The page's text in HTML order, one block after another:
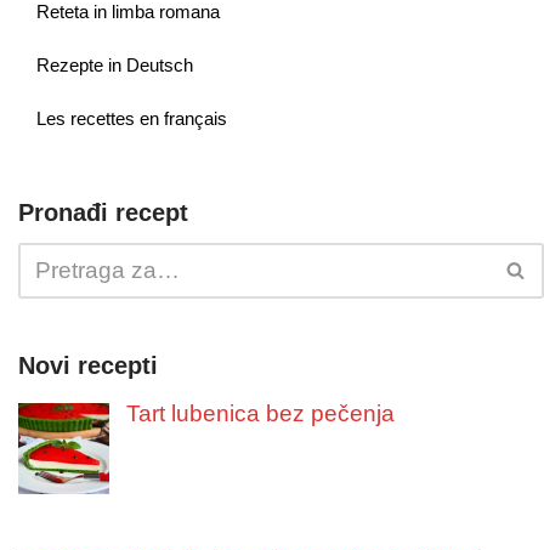
Reteta in limba romana
Rezepte in Deutsch
Les recettes en français
Pronađi recept
Novi recepti
Tart lubenica bez pečenja